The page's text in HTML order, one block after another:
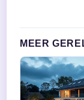
MEER